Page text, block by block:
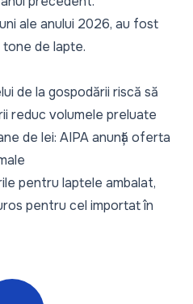
ale anului 2026, au fost
de lapte.
de la gospodării riscă să
reduc volumele preluate
de lei: AIPA anunță oferta
pentru laptele ambalat,
pentru cel importat în